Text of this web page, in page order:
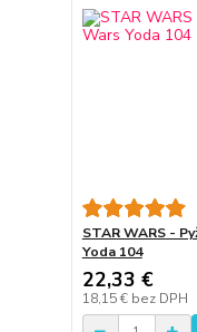
STAR WARS -
Yoda 104
22,33 €
18,15 € bez DPH